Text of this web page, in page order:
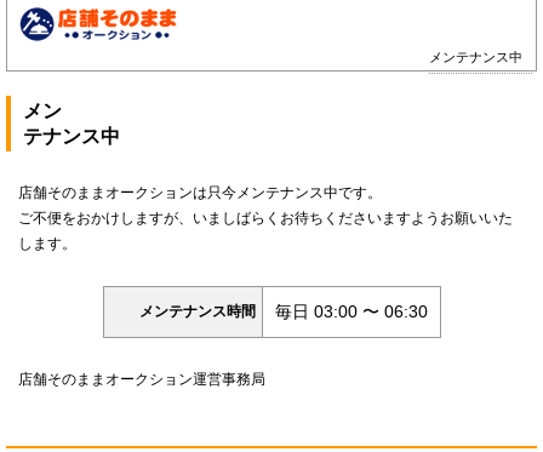
メンテナンス中
メン
テナンス中
店舗そのままオークションは只今メンテナンス中です。
ご不便をおかけしますが、いましばらくお待ちくださいますようお願いいた
します。
メンテナンス時間 毎日 03:00 〜 06:30
店舗そのままオークション運営事務局